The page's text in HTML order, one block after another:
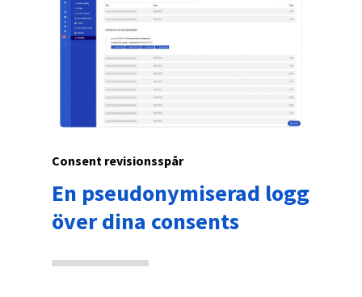
Consent revisionsspår
En pseudonymiserad logg
över dina consents